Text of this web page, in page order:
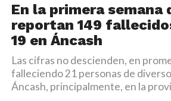
En la primera semana
reportan 149
19 en Áncash
Las cifras no descienden, en
falleciendo 21 personas de
Áncash, principalmente, en la